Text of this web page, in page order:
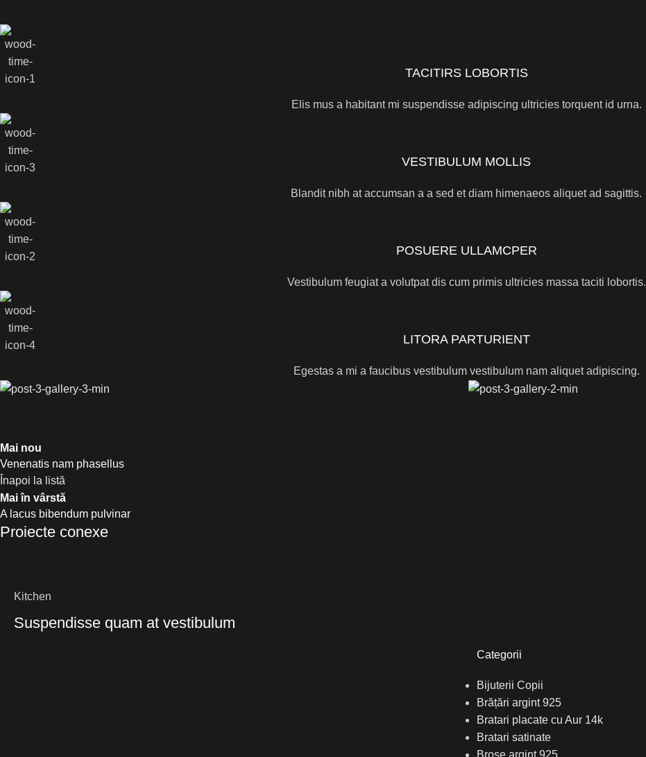
TACITIRS LOBORTIS
Elis mus a habitant mi suspendisse adipiscing ultricies torquent id urna.
VESTIBULUM MOLLIS
Blandit nibh at accumsan a a sed et diam himenaeos aliquet ad sagittis.
POSUERE ULLAMCPER
Vestibulum feugiat a volutpat dis cum primis ultricies massa taciti lobortis.
LITORA PARTURIENT
Egestas a mi a faucibus vestibulum vestibulum nam aliquet adipiscing.
Mai nou
Venenatis nam phasellus
Înapoi la listă
Mai în vârstă
A lacus bibendum pulvinar
Proiecte conexe
Kitchen
Suspendisse quam at vestibulum
Categorii
Bijuterii Copii
Brățări argint 925
Bratari placate cu Aur 14k
Bratari satinate